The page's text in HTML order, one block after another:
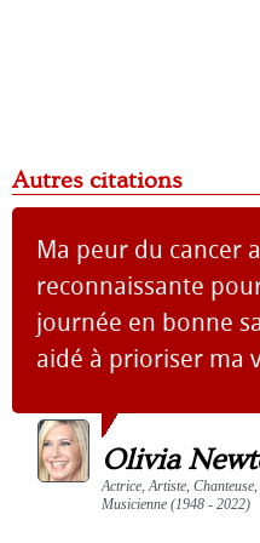
Autres citations
Ma peur du cancer
reconnaissante
journée en bonne
aidé à prioriser ma
Olivia
Actrice, Artiste,
Musicienne (1948 - 2022)